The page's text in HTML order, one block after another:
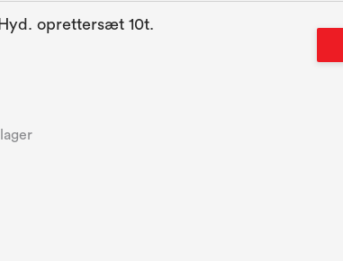
oprettersæt 10t.